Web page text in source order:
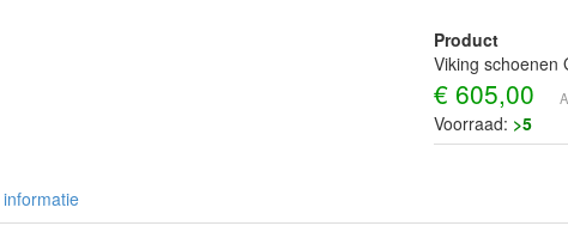
Product
Viking schoenen
€ 605,00
Voorraad: >5